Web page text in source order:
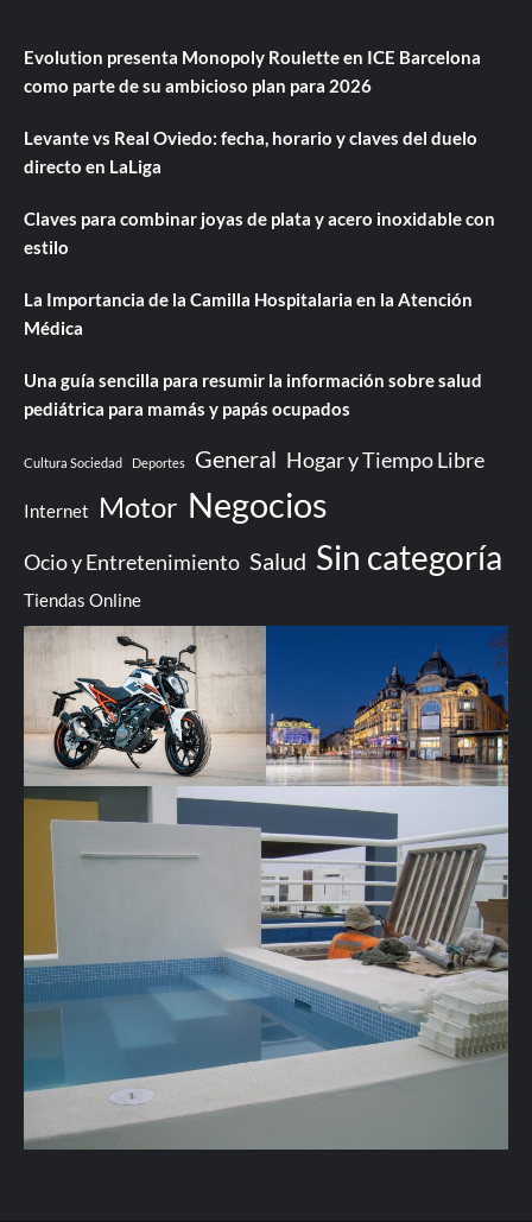
Evolution presenta Monopoly Roulette en ICE Barcelona
como parte de su ambicioso plan para 2026
Levante vs Real Oviedo: fecha, horario y claves del duelo
directo en LaLiga
Claves para combinar joyas de plata y acero inoxidable con
estilo
La Importancia de la Camilla Hospitalaria en la Atención
Médica
Una guía sencilla para resumir la información sobre salud
pediátrica para mamás y papás ocupados
Cultura Sociedad Deportes General Hogar y Tiempo Libre
Internet Motor Negocios
Ocio y Entretenimiento Salud Sin categoría
Tiendas Online